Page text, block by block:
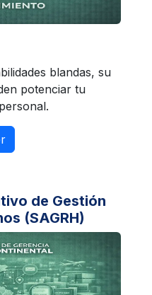
blandas, su
potenciar tu
de Gestión
(SAGRH)